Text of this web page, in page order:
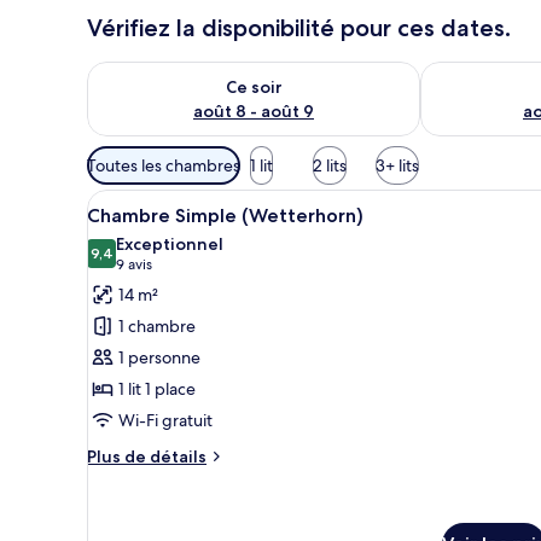
Vérifiez la disponibilité pour ces dates.
Ce soir
août 8 - août 9
Vérifier la disponibilité pour ce soir août 8 - août 9
Vérifier la
Filtres
disponibles
pour
les
chambres
Toutes les chambres 1 lit 2 lits 3+ lits
Afficher
toutes
les
photos
pour
ce
type
de
chambre :
Chambre
Une chambre d’hôtel équipée
9
Chambre Simple (Wetterhorn)
9,49,4 sur 10
Exceptionnel
9 avis
(9 avis)
14 m²
1 chambre
1 personne
1 lit 1 place
Wi-Fi gratuit
Plus de détails
Plus